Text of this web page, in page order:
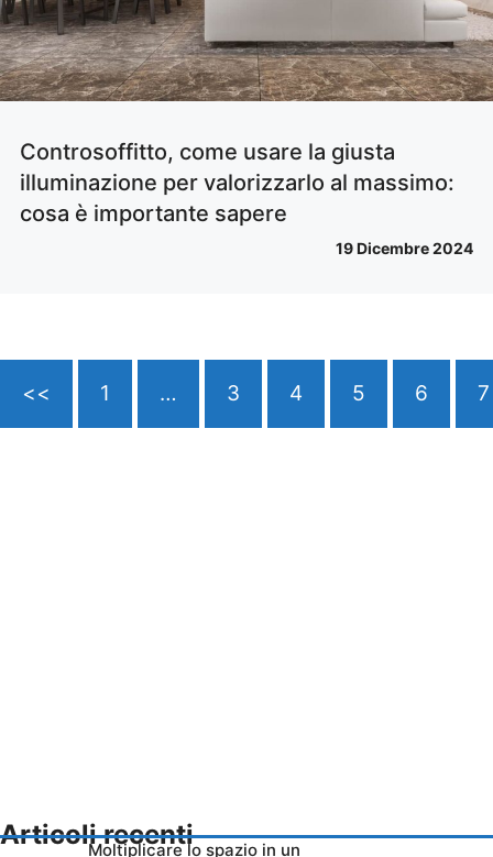
Controsoffitto, come usare la giusta
illuminazione per valorizzarlo al massimo:
cosa è importante sapere
19 Dicembre 2024
<< 1 … 3 4 5 6 7
Articoli recenti
Moltiplicare lo spazio in un